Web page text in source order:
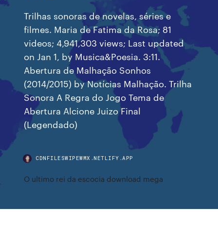
Trilhas sonoras de novelas, séries e
filmes. Maria de Fatima da Rosa; 81
videos; 4,941,303 views; Last updated
on Jan 1, by Musica&Poesia. 3:11.
Abertura de Malhação Sonhos
(2014/2015) by Notícias Malhação. Trilha
Sonora A Regra do Jogo Tema de
Abertura Alcione Juizo Final
(Legendado)
CDNFILESWIPEWMX.NETLIFY.APP
O ultimo rei da escocia download mega